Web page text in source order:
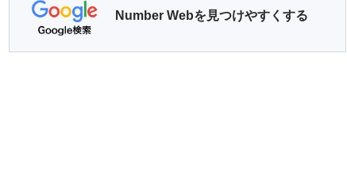
Number Webを見つけやすくする